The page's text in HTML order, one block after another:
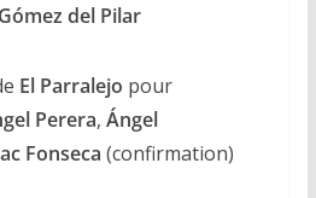
Gómez del Pilar
El Parralejo pour
Perera, Ángel
Fonseca (confirmation)